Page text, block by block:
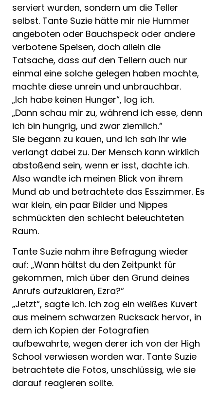
serviert wurden, sondern um die Teller
selbst. Tante Suzie hätte mir nie Hummer
angeboten oder Bauchspeck oder andere
verbotene Speisen, doch allein die
Tatsache, dass auf den Tellern auch nur
einmal eine solche gelegen haben mochte,
machte diese unrein und unbrauchbar.
„Ich habe keinen Hunger“, log ich.
„Dann schau mir zu, während ich esse, denn
ich bin hungrig, und zwar ziemlich.“
Sie begann zu kauen, und ich sah ihr wie
verlangt dabei zu. Der Mensch kann wirklich
abstoßend sein, wenn er isst, dachte ich.
Also wandte ich meinen Blick von ihrem
Mund ab und betrachtete das Esszimmer. Es
war klein, ein paar Bilder und Nippes
schmückten den schlecht beleuchteten
Raum.
Tante Suzie nahm ihre Befragung wieder
auf: „Wann hältst du den Zeitpunkt für
gekommen, mich über den Grund deines
Anrufs aufzuklären, Ezra?“
„Jetzt“, sagte ich. Ich zog ein weißes Kuvert
aus meinem schwarzen Rucksack hervor, in
dem ich Kopien der Fotografien
aufbewahrte, wegen derer ich von der High
School verwiesen worden war. Tante Suzie
betrachtete die Fotos, unschlüssig, wie sie
darauf reagieren sollte.